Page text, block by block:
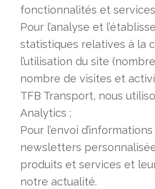
fonctionnalités et
Pour l’analyse et
statistiques relatives à la
l’utilisation du site
nombre de visites et
TFB Transport, nous
Analytics ;
Pour l’envoi
newsletters
produits et services et
notre actualité.